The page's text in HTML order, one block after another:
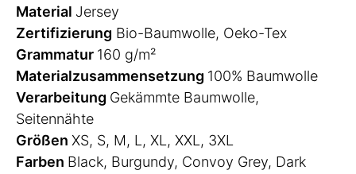
Material Jersey
Zertifizierung Bio-Baumwolle, Oeko-Tex
Grammatur 160 g/m²
Materialzusammensetzung 100% Baumwolle
Verarbeitung Gekämmte Baumwolle,
Seitennähte
Größen XS, S, M, L, XL, XXL, 3XL
Farben Black, Burgundy, Convoy Grey, Dark